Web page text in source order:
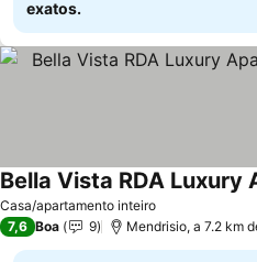
exatos.
Casa/apartamento inteiro
7,6 Boa 9 Mendrisio, a 7.2 km